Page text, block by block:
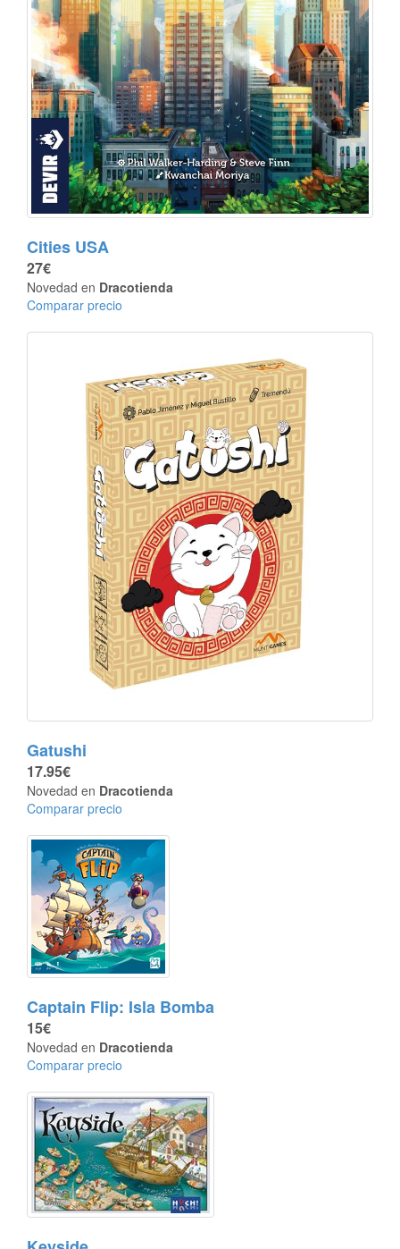
Cities USA
27€
Novedad en Dracotienda
Comparar precio
Gatushi
17.95€
Novedad en Dracotienda
Comparar precio
Captain Flip: Isla Bomba
15€
Novedad en Dracotienda
Comparar precio